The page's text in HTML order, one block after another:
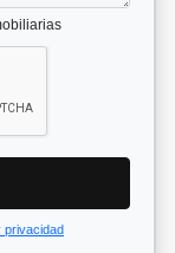
privacidad